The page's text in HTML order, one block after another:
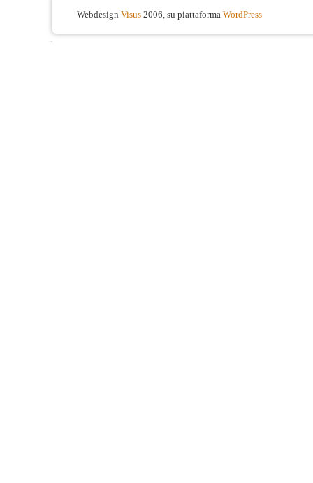
Webdesign Visus 2006, su piattaforma WordPress